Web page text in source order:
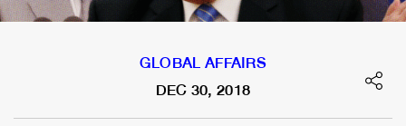
GLOBAL AFFAIRS
DEC 30, 2018